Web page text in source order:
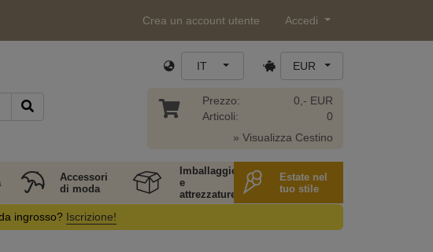
Crea un account utente Accedi
IT EUR
Prezzo:
Articoli:
0,- EUR
0
» Visualizza Cestino
Accessori
di moda
Imballaggio
e
attrezzature
Estate nel
tuo stile
ingrosso? Iscrizione!